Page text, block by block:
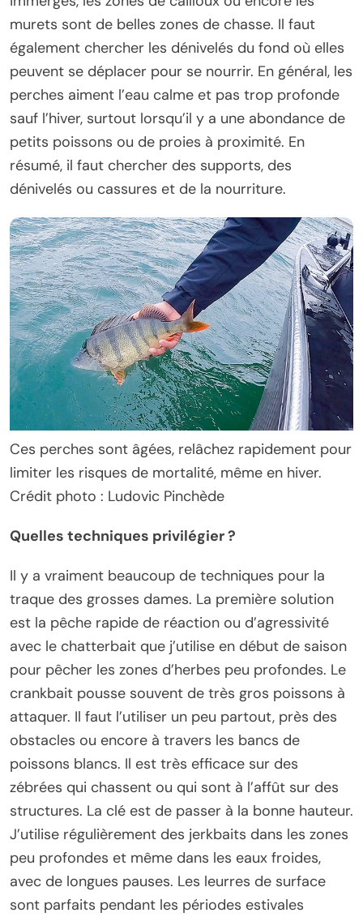
murets sont de belles zones de chasse. Il faut
également chercher les dénivelés du fond où elles
peuvent se déplacer pour se nourrir. En général, les
perches aiment l’eau calme et pas trop profonde
sauf l’hiver, surtout lorsqu’il y a une abondance de
petits poissons ou de proies à proximité. En
résumé, il faut chercher des supports, des
dénivelés ou cassures et de la nourriture.
Ces perches sont âgées, relâchez rapidement pour
limiter les risques de mortalité, même en hiver.
Crédit photo : Ludovic Pinchède
Quelles techniques privilégier ?
Il y a vraiment beaucoup de techniques pour la
traque des grosses dames. La première solution
est la pêche rapide de réaction ou d’agressivité
avec le chatterbait que j’utilise en début de saison
pour pêcher les zones d’herbes peu profondes. Le
crankbait pousse souvent de très gros poissons à
attaquer. Il faut l’utiliser un peu partout, près des
obstacles ou encore à travers les bancs de
poissons blancs. Il est très efficace sur des
zébrées qui chassent ou qui sont à l’affût sur des
structures. La clé est de passer à la bonne hauteur.
J’utilise régulièrement des jerkbaits dans les zones
peu profondes et même dans les eaux froides,
avec de longues pauses. Les leurres de surface
sont parfaits pendant les périodes estivales